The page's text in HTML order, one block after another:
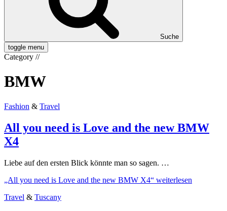
Suche
toggle menu
Category //
BMW
Fashion & Travel
All you need is Love and the new BMW
X4
Liebe auf den ersten Blick könnte man so sagen. …
„All you need is Love and the new BMW X4“ weiterlesen
Travel & Tuscany